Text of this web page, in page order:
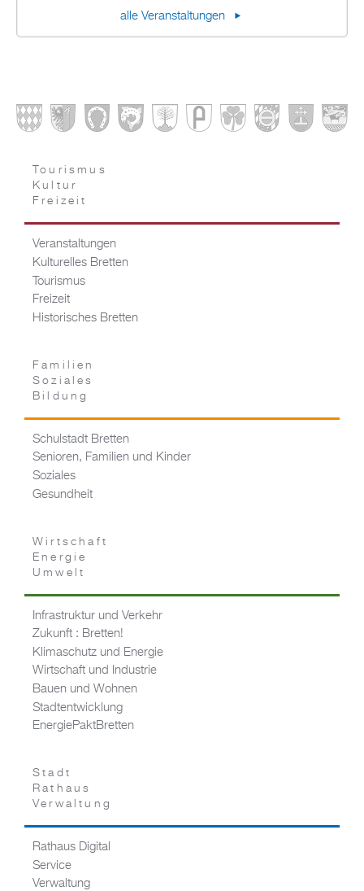
alle Veranstaltungen
Tourismus
Kultur
Freizeit
Veranstaltungen
Kulturelles Bretten
Tourismus
Freizeit
Historisches Bretten
Familien
Soziales
Bildung
Schulstadt Bretten
Senioren, Familien und Kinder
Soziales
Gesundheit
Wirtschaft
Energie
Umwelt
Infrastruktur und Verkehr
Zukunft : Bretten!
Klimaschutz und Energie
Wirtschaft und Industrie
Bauen und Wohnen
Stadtentwicklung
EnergiePaktBretten
Stadt
Rathaus
Verwaltung
Rathaus Digital
Service
Verwaltung